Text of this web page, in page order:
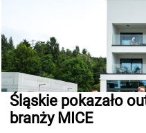
Śląskie pokazało
branży MICE